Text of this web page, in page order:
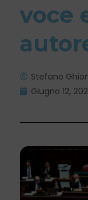
voce
Stefano
Giugno 12,